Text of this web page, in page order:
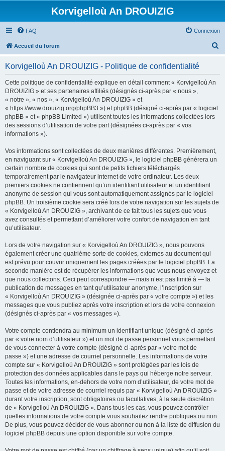
Korvigelloù An DROUIZIG
FAQ Connexion
Accueil du forum
Korvigelloù An DROUIZIG - Politique de confidentialité
Cette politique de confidentialité explique en détail comment « Korvigelloù An
DROUIZIG » et ses partenaires affiliés (désignés ci-après par « nous »,
« notre », « nos », « Korvigelloù An DROUIZIG » et
« https://www.drouizig.org/phpBB3 ») et phpBB (désigné ci-après par « logiciel
phpBB » et « phpBB Limited ») utilisent toutes les informations collectées lors
des sessions d’utilisation de votre part (désignées ci-après par « vos
informations »).
Vos informations sont collectées de deux manières différentes. Premièrement,
en naviguant sur « Korvigelloù An DROUIZIG », le logiciel phpBB génèrera un
certain nombre de cookies qui sont de petits fichiers téléchargés
temporairement par le navigateur internet de votre ordinateur. Les deux
premiers cookies ne contiennent qu’un identifiant utilisateur et un identifiant
anonyme de session qui vous sont automatiquement assignés par le logiciel
phpBB. Un troisième cookie sera créé lors de votre navigation sur les sujets de
« Korvigelloù An DROUIZIG », archivant de ce fait tous les sujets que vous
avez consultés et permettant d’améliorer votre confort de navigation en tant
qu’utilisateur.
Lors de votre navigation sur « Korvigelloù An DROUIZIG », nous pouvons
également créer une quatrième sorte de cookies, externes au document qui
est prévu pour couvrir uniquement les pages créées par le logiciel phpBB. La
seconde manière est de récupérer les informations que vous nous envoyez et
que nous collectons. Ceci peut correspondre — mais n’est pas limité à — la
publication de messages en tant qu’utilisateur anonyme, l’inscription sur
« Korvigelloù An DROUIZIG » (désignée ci-après par « votre compte ») et les
messages que vous publiez après votre inscription et lors de votre connexion
(désignés ci-après par « vos messages »).
Votre compte contiendra au minimum un identifiant unique (désigné ci-après
par « votre nom d’utilisateur ») et un mot de passe personnel vous permettant
de vous connecter à votre compte (désigné ci-après par « votre mot de
passe ») et une adresse de courriel personnelle. Les informations de votre
compte sur « Korvigelloù An DROUIZIG » sont protégées par les lois de
protection des données applicables dans le pays qui héberge notre serveur.
Toutes les informations, en-dehors de votre nom d’utilisateur, de votre mot de
passe et de votre adresse de courriel requis par « Korvigelloù An DROUIZIG »
durant votre inscription, sont obligatoires ou facultatives, à la seule discrétion
de « Korvigelloù An DROUIZIG ». Dans tous les cas, vous pouvez contrôler
quelles informations de votre compte vous souhaitez rendre publiques ou non.
De plus, vous pouvez décider de vous abonner ou non à la liste de diffusion du
logiciel phpBB depuis une option disponible sur votre compte.